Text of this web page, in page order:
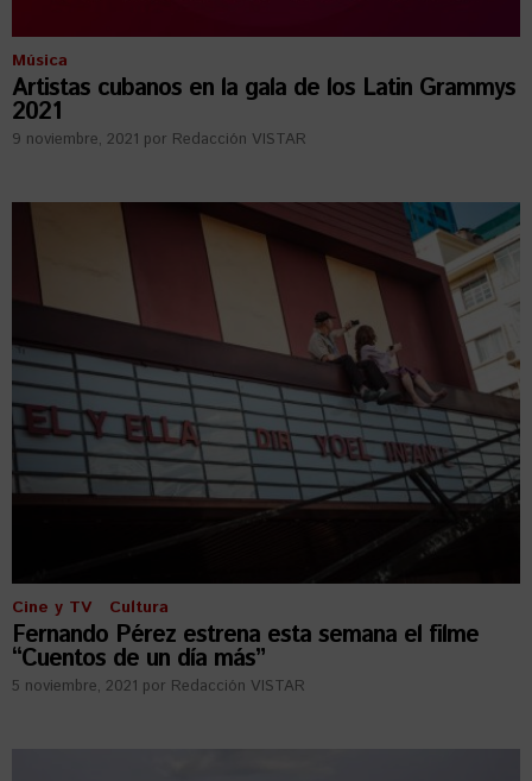
Música
Artistas cubanos en la gala de los Latin Grammys
2021
9 noviembre, 2021 por Redacción VISTAR
Cine y TV Cultura
Fernando Pérez estrena esta semana el filme
“Cuentos de un día más”
5 noviembre, 2021 por Redacción VISTAR